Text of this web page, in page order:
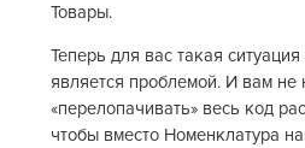
Товары.
Теперь для вас такая ситуация
является проблемой. И вам не
«перелопачивать» весь код
чтобы вместо Номенклатура